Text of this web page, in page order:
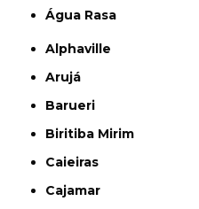
Água Rasa
Alphaville
Arujá
Barueri
Biritiba Mirim
Caieiras
Cajamar